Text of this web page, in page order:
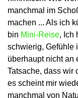
manchmal im
machen ... Als ich
bin Mini-Reise, Ich
schwierig, Gefühle
überhaupt nicht an
Tatsache, dass wir
es scheint mir
manchmal von